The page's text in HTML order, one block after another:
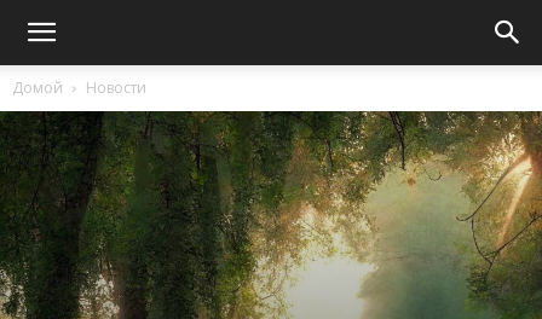
Домой Новости